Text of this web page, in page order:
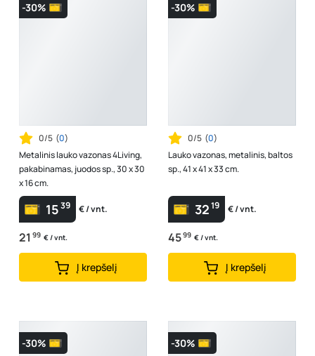
-30%
0/5 (0)
Metalinis lauko vazonas 4Living,
pakabinamas, juodos sp., 30 x 30
x 16 cm.
1539 € / vnt.
21 99 € / vnt.
Į krepšelį
-30%
0/5 (0)
Lauko vazonas, metalinis, baltos
sp., 41 x 41 x 33 cm.
3219 € / vnt.
4599 € / vnt.
Į krepšelį
-30% -30%